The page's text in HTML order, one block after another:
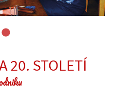
20. STOLETÍ